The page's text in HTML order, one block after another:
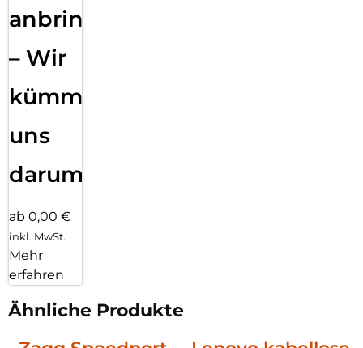
anbringen
– Wir
kümmern
uns
darum!
ab 0,00 €
inkl. MwSt.
Mehr
erfahren
Ähnliche Produkte